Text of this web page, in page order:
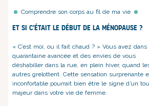
Comprendre son corps au fil de ma vie
Et si c’était le début de la ménopause ?
« C’est moi, ou il fait chaud ? » Vous avez dans
quarantaine avancée et des envies de vous
déshabiller dans la rue, en plein hiver, quand
autres grelottent. Cette sensation surprenante
inconfortable pourrait bien être le signe d’un
majeur dans votre vie de femme.